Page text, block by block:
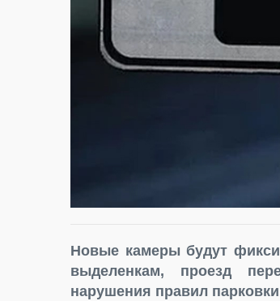
Новые камеры будут
выделенкам, проезд
нарушения правил